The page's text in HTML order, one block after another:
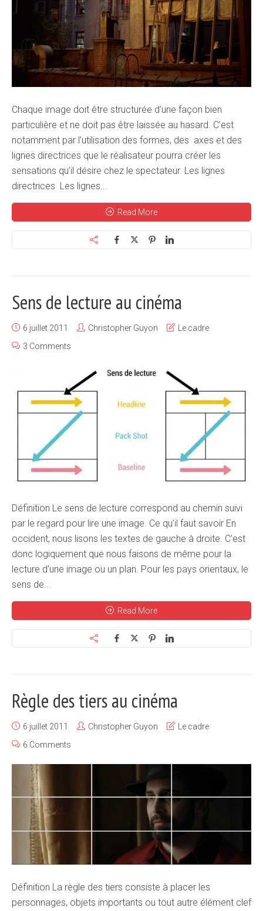
Chaque image doit être structurée d’une façon bien
particulière et ne doit pas être laissée au hasard. C’est
notamment par l’utilisation des formes, des axes et des
lignes directrices que le réalisateur pourra créer les
sensations qu’il désire chez le spectateur. Les lignes
directrices Les lignes...
Read More
Sens de lecture au cinéma
6 juillet 2011 Christopher Guyon
Le cadre
3 Comments
Définition Le sens de lecture correspond au chemin suivi
par le regard pour lire une image. Ce qu’il faut savoir En
occident, nous lisons les textes de gauche à droite. C’est
donc logiquement que nous faisons de même pour la
lecture d’une image ou un plan. Pour les pays orientaux, le
sens de...
Read More
Règle des tiers au cinéma
6 juillet 2011 Christopher Guyon
Le cadre
6 Comments
Définition La règle des tiers consiste à placer les
personnages, objets importants ou tout autre élément clef